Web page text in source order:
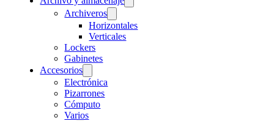
Archiveros
Horizontales
Verticales
Lockers
Gabinetes
Accesorios
Electrónica
Pizarrones
Cómputo
Varios